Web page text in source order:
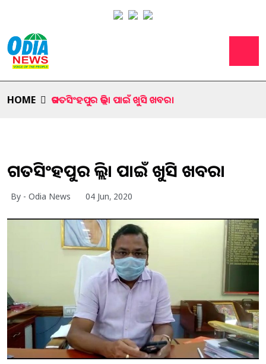
HOME ଜଗତସିଂହପୁର ଜିଲ୍ଲା ପାଇଁ ଖୁସି ଖବର।
ଜଗତସିଂହପୁର ଜିଲ୍ଲା ପାଇଁ ଖୁସି ଖବର।
By - Odia News 04 Jun, 2020